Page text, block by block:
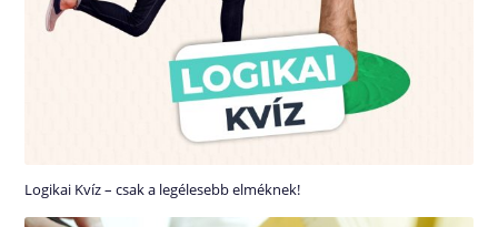
Logikai Kvíz – csak a legélesebb elméknek!